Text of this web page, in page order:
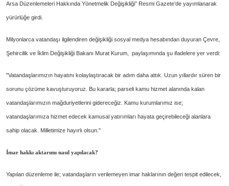
Arsa Düzenlemeleri Hakkında Yönetmelik Değişikliği” Resmi Gazete’de yayımlanarak
yürürlüğe girdi.
Milyonlarca vatandaşı ilgilendiren değişikliği sosyal medya hesabından duyuran Çevre,
Şehircilik ve İklim Değişikliği Bakanı Murat Kurum, paylaşımında şu ifadelere yer verdi:
"Vatandaşlarımızın hayatını kolaylaştıracak bir adım daha attık. Uzun yıllardır süren bir
sorunu çözüme kavuşturuyoruz. Bu kararla; parseli kamu hizmet alanında kalan
vatandaşlarımızın mağduriyetlerini gidereceğiz. Kamu kurumlarımız ise;
vatandaşlarımıza hizmet edecek kamusal yatırımları hayata geçirebileceği alanlara
sahip olacak. Milletimize hayırlı olsun."
İmar hakkı aktarımı nasıl yapılacak?
Yapılan düzenleme ile; vatandaşların verilemeyen imar haklarının değeri tespit edilecek,